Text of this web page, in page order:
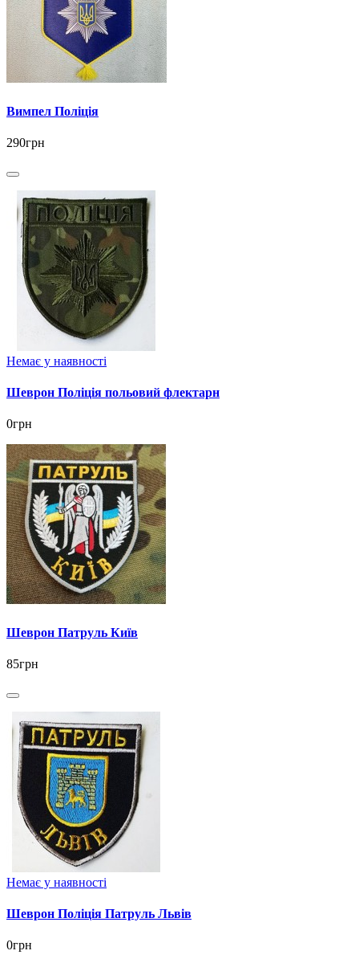
Вимпел Поліція
290грн
Немає у наявності
Шеврон Поліція польовий флектарн
0грн
Шеврон Патруль Київ
85грн
Немає у наявності
Шеврон Поліція Патруль Львів
0грн